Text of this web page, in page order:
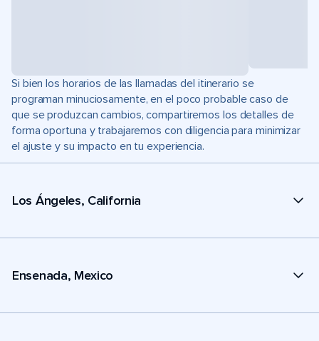
Si bien los horarios de las llamadas del itinerario se
programan minuciosamente, en el poco probable caso de
que se produzcan cambios, compartiremos los detalles de
forma oportuna y trabajaremos con diligencia para minimizar
el ajuste y su impacto en tu experiencia.
Los Ángeles, California
Ensenada, Mexico